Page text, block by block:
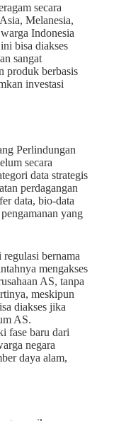
secara
Melanesia,
Indonesia
bisa diakses
sangat
produk berbasis
investasi
Perlindungan
secara
data strategis
perdagangan
data, bio-data
yang
bernama
mengakses
AS, tanpa
meskipun
diakses jika
AS.
fase baru dari
negara
daya alam,